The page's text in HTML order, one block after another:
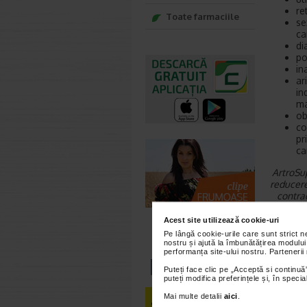
Acest site utilizează cookie-uri
Pe lângă cookie-urile care sunt strict
nostru și ajută la îmbunătățirea
performanța site-ului nostru.
Puteți face clic pe „Acceptă si
puteți modifica preferințele și, în
Mai multe detalii aici
sindrom
Desi
Toate farmaciile